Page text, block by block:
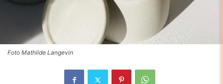
Foto Mathilde Langevin